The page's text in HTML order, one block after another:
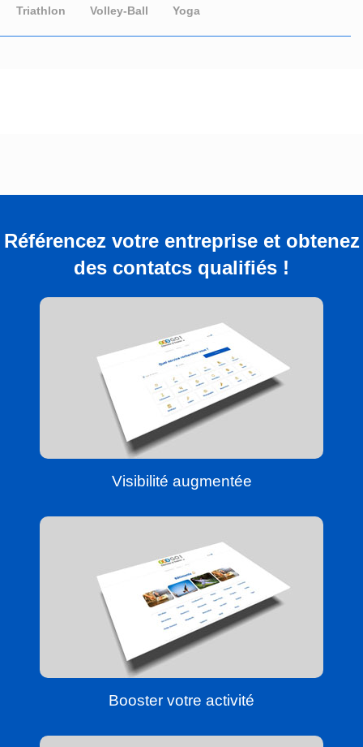
Triathlon Volley-Ball Yoga
Référencez votre entreprise et obtenez
des contatcs qualifiés !
Visibilité augmentée
Booster votre activité